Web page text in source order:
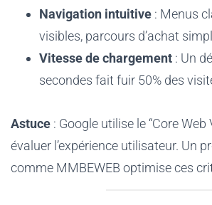
Navigation intuitive : Menus
visibles, parcours d’achat
Vitesse de chargement : Un
secondes fait fuir 50% des
Astuce : Google utilise le “Core Web
évaluer l’expérience utilisateur. Un
comme MMBEWEB optimise ces